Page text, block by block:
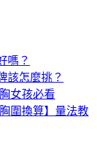
嗎？
該怎麼挑？
女孩必看
圍換算】量法教